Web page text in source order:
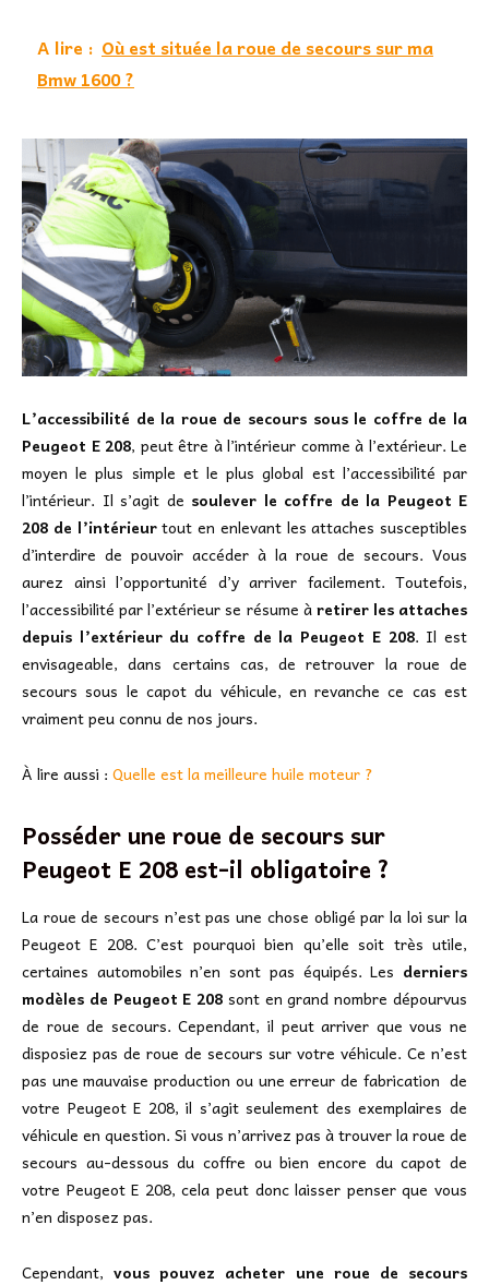
A lire : Où est située la roue de secours sur ma
Bmw 1600 ?
L’accessibilité de la roue de secours sous le coffre de la
Peugeot E 208, peut être à l’intérieur comme à l’extérieur. Le
moyen le plus simple et le plus global est l’accessibilité par
l’intérieur. Il s’agit de soulever le coffre de la Peugeot E
208 de l’intérieurtout en enlevant les attaches susceptibles
d’interdire de pouvoir accéder à la roue de secours. Vous
aurez ainsi l’opportunité d’y arriver facilement. Toutefois,
l’accessibilité par l’extérieur se résume àretirer les attaches
depuis l’extérieur du coffre de la Peugeot E 208. Il est
envisageable, dans certains cas, de retrouver la roue de
secours sous le capot du véhicule, en revanche ce cas est
vraiment peu connu de nos jours.
À lire aussi : Quelle est la meilleure huile moteur ?
Posséder une roue de secours sur
Peugeot E 208 est-il obligatoire ?
La roue de secours n’est pas une chose obligé par la loi sur la
Peugeot E 208. C’est pourquoi bien qu’elle soit très utile,
certaines automobiles n’en sont pas équipés. Les derniers
modèles de Peugeot E 208 sont en grand nombre dépourvus
de roue de secours. Cependant, il peut arriver que vous ne
disposiez pas de roue de secours sur votre véhicule. Ce n’est
pas une mauvaise production ou une erreur de fabrication de
votre Peugeot E 208, il s’agit seulement des exemplaires de
véhicule en question. Si vous n’arrivez pas à trouver la roue de
secours au-dessous du coffre ou bien encore du capot de
votre Peugeot E 208, cela peut donc laisser penser que vous
n’en disposez pas.
Cependant,vous pouvez acheter une roue de secours